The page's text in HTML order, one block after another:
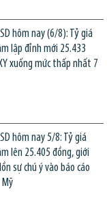
hôm nay (6/8): Tỷ giá
lập đỉnh mới 25.433
xuống mức thấp nhất 7
hôm nay 5/8: Tỷ giá
lên 25.405 đồng, giới
sự chú ý vào báo cáo